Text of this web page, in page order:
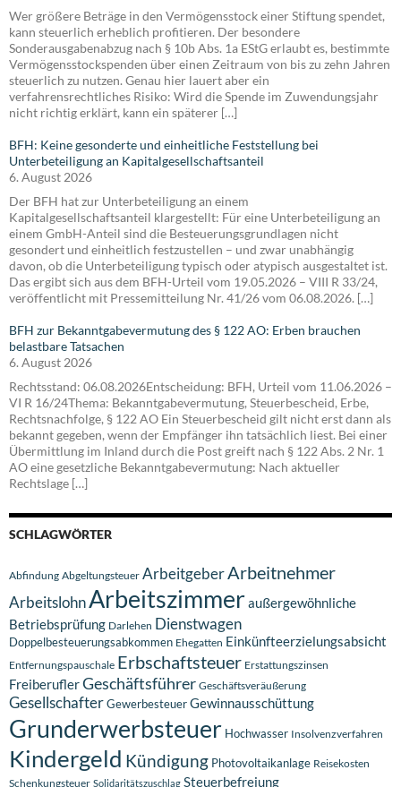
Wer größere Beträge in den Vermögensstock einer Stiftung spendet,
kann steuerlich erheblich profitieren. Der besondere
Sonderausgabenabzug nach § 10b Abs. 1a EStG erlaubt es, bestimmte
Vermögensstockspenden über einen Zeitraum von bis zu zehn Jahren
steuerlich zu nutzen. Genau hier lauert aber ein
verfahrensrechtliches Risiko: Wird die Spende im Zuwendungsjahr
nicht richtig erklärt, kann ein späterer […]
BFH: Keine gesonderte und einheitliche Feststellung bei
Unterbeteiligung an Kapitalgesellschaftsanteil
6. August 2026
Der BFH hat zur Unterbeteiligung an einem
Kapitalgesellschaftsanteil klargestellt: Für eine Unterbeteiligung an
einem GmbH-Anteil sind die Besteuerungsgrundlagen nicht
gesondert und einheitlich festzustellen – und zwar unabhängig
davon, ob die Unterbeteiligung typisch oder atypisch ausgestaltet ist.
Das ergibt sich aus dem BFH-Urteil vom 19.05.2026 – VIII R 33/24,
veröffentlicht mit Pressemitteilung Nr. 41/26 vom 06.08.2026. […]
BFH zur Bekanntgabevermutung des § 122 AO: Erben brauchen
belastbare Tatsachen
6. August 2026
Rechtsstand: 06.08.2026Entscheidung: BFH, Urteil vom 11.06.2026 –
VI R 16/24Thema: Bekanntgabevermutung, Steuerbescheid, Erbe,
Rechtsnachfolge, § 122 AO Ein Steuerbescheid gilt nicht erst dann als
bekannt gegeben, wenn der Empfänger ihn tatsächlich liest. Bei einer
Übermittlung im Inland durch die Post greift nach § 122 Abs. 2 Nr. 1
AO eine gesetzliche Bekanntgabevermutung: Nach aktueller
Rechtslage […]
SCHLAGWÖRTER
Abfindung Abgeltungsteuer ArbeitgeberArbeitnehmer
ArbeitslohnArbeitszimmeraußergewöhnliche
Betriebsprüfung Darlehen Dienstwagen
Doppelbesteuerungsabkommen Ehegatten Einkünfteerzielungsabsicht
Entfernungspauschale Erbschaftsteuer Erstattungszinsen
FreiberuflerGeschäftsführer Geschäftsveräußerung
GesellschafterGewerbesteuerGewinnausschüttung
Grunderwerbsteuer Hochwasser Insolvenzverfahren
Kindergeld Kündigung Photovoltaikanlage Reisekosten
Schenkungsteuer Solidaritätszuschlag Steuerbefreiung